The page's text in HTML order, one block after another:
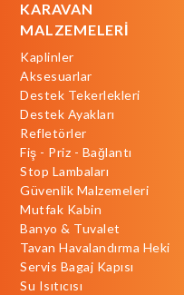
KARAVAN
MALZEMELERİ
Kaplinler
Aksesuarlar
Destek Tekerlekleri
Destek Ayakları
Refletörler
Fiş - Priz - Bağlantı
Stop Lambaları
Güvenlik Malzemeleri
Mutfak Kabin
Banyo & Tuvalet
Tavan Havalandırma Heki
Servis Bagaj Kapısı
Su Isıtıcısı